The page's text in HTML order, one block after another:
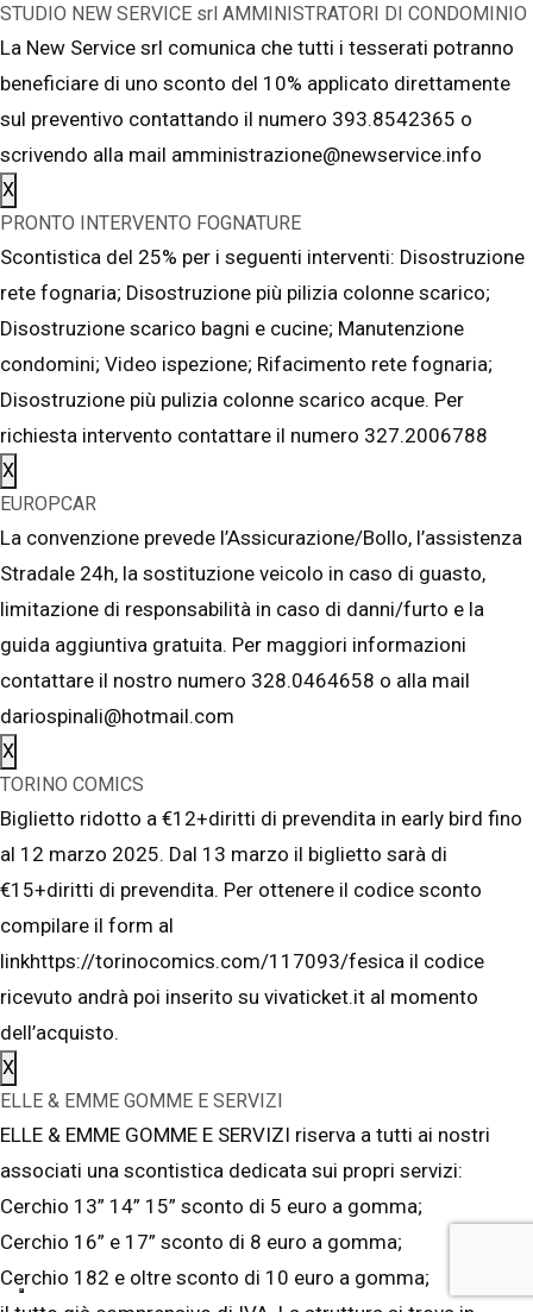
STUDIO NEW SERVICE srl AMMINISTRATORI DI CONDOMINIO
La New Service srl comunica che tutti i tesserati potranno
beneficiare di uno sconto del 10% applicato direttamente
sul preventivo contattando il numero 393.8542365 o
scrivendo alla mail amministrazione@newservice.info
X
PRONTO INTERVENTO FOGNATURE
Scontistica del 25% per i seguenti interventi: Disostruzione
rete fognaria; Disostruzione più pilizia colonne scarico;
Disostruzione scarico bagni e cucine; Manutenzione
condomini; Video ispezione; Rifacimento rete fognaria;
Disostruzione più pulizia colonne scarico acque. Per
richiesta intervento contattare il numero 327.2006788
X
EUROPCAR
La convenzione prevede l’Assicurazione/Bollo, l’assistenza
Stradale 24h, la sostituzione veicolo in caso di guasto,
limitazione di responsabilità in caso di danni/furto e la
guida aggiuntiva gratuita. Per maggiori informazioni
contattare il nostro numero 328.0464658 o alla mail
dariospinali@hotmail.com
X
TORINO COMICS
Biglietto ridotto a €12+diritti di prevendita in early bird fino
al 12 marzo 2025. Dal 13 marzo il biglietto sarà di
€15+diritti di prevendita. Per ottenere il codice sconto
compilare il form al
linkhttps://torinocomics.com/117093/fesica il codice
ricevuto andrà poi inserito su vivaticket.it al momento
dell’acquisto.
X
ELLE & EMME GOMME E SERVIZI
ELLE & EMME GOMME E SERVIZI riserva a tutti ai nostri
associati una scontistica dedicata sui propri servizi:
Cerchio 13” 14” 15” sconto di 5 euro a gomma;
Cerchio 16” e 17” sconto di 8 euro a gomma;
Cerchio 182 e oltre sconto di 10 euro a gomma;